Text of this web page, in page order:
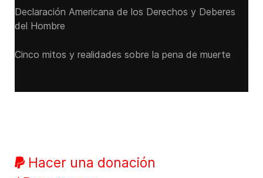
Declaración Americana de los Derechos y Deberes
del Hombre
Cinco mitos y realidades sobre la pena de muerte
Hacer una donación